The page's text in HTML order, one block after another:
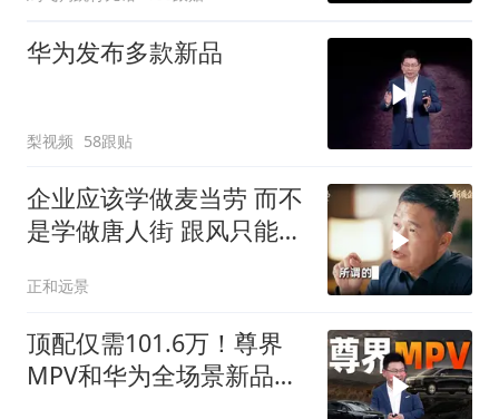
华为发布多款新品
梨视频 58跟贴
企业应该学做麦当劳 而不
是学做唐人街 跟风只能生
穿越周期
正和远景
顶配仅需101.6万！尊界
MPV和华为全场景新品发